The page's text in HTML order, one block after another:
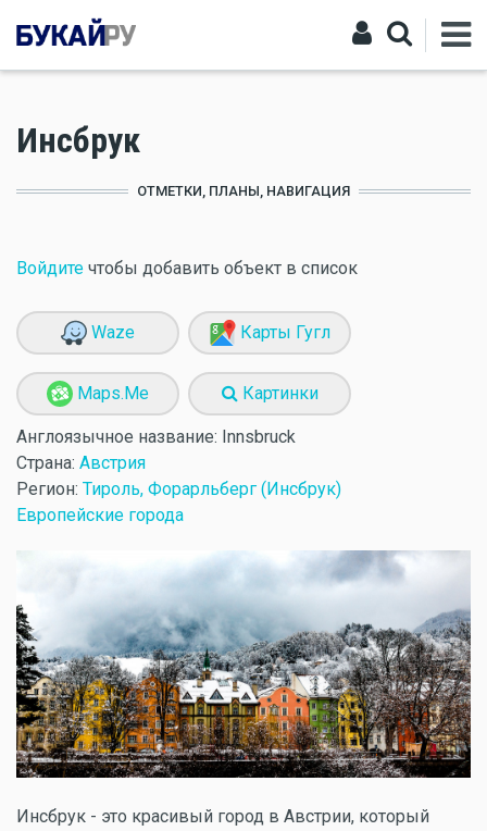
Инсбрук
ОТМЕТКИ, ПЛАНЫ, НАВИГАЦИЯ
Войдите чтобы добавить объект в список
Waze Карты Гугл
Maps.Me Картинки
Англоязычное название: Innsbruck
Страна: Австрия
Регион: Тироль, Форарльберг (Инсбрук)
Европейские города
Инсбрук - это красивый город в Австрии, который